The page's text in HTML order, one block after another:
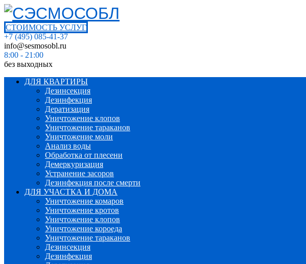
СТОИМОСТЬ УСЛУГ
+7 (495) 085-41-37
info@sesmosobl.ru
8:00 - 21:00
без выходных
ДЛЯ КВАРТИРЫ
Дезинсекция
Дезинфекция
Дератизация
Уничтожение клопов
Уничтожение тараканов
Уничтожение моли
Анализ воды
Обработка от плесени
Демеркуризация
Устранение засоров
Дезинфекция после смерти
ДЛЯ УЧАСТКА И ДОМА
Уничтожение комаров
Уничтожение кротов
Уничтожение клопов
Уничтожение короеда
Уничтожение тараканов
Дезинсекция
Дезинфекция